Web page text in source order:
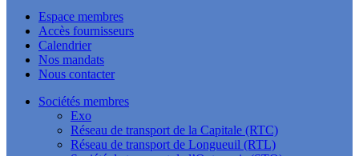
Espace membres
Accès fournisseurs
Calendrier
Nos mandats
Nous contacter
Sociétés membres
Exo
Réseau de transport de la Capitale (RTC)
Réseau de transport de Longueuil (RTL)